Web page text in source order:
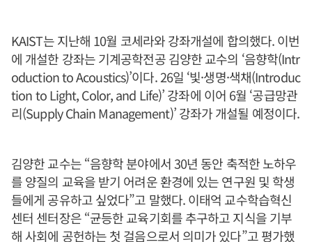
KAIST는 지난해 10월 코세라와 강좌개설에 합의했다. 이번
에 개설한 강좌는 기계공학전공 김양한 교수의 ‘음향학(Intr
oduction to Acoustics)’이다. 26일 ‘빛·생명·색채(Introduc
tion to Light, Color, and Life)’ 강좌에 이어 6월 ‘공급망관
리(Supply Chain Management)’ 강좌가 개설될 예정이다.
김양한 교수는 “음향학 분야에서 30년 동안 축적한 노하우
를 양질의 교육을 받기 어려운 환경에 있는 연구원 및 학생
들에게 공유하고 싶었다”고 말했다. 이태억 교수학습혁신
센터 센터장은 “균등한 교육기회를 추구하고 지식을 기부
해 사회에 공헌하는 첫 걸음으로서 의미가 있다”고 평가했